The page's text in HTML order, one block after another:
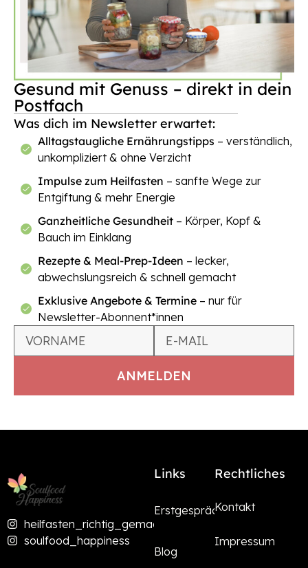
Gesund mit Genuss – direkt in dein
Postfach
Was dich im Newsletter erwartet:
Alltagstaugliche Ernährungstipps – verständlich,
unkompliziert & ohne Verzicht
Impulse zum Heilfasten – sanfte Wege zur
Entgiftung & mehr Energie
Ganzheitliche Gesundheit – Körper, Kopf &
Bauch im Einklang
Rezepte & Meal-Prep-Ideen – lecker,
abwechslungsreich & schnell gemacht
Exklusive Angebote & Termine – nur für
Newsletter-Abonnent*innen
heilfasten_richtig_gemacht
soulfood_happiness
Links
Erstgespräch
Blog
Rechtliches
Kontakt
Impressum